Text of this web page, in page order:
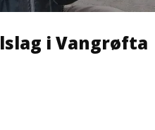
i Vangrøfta